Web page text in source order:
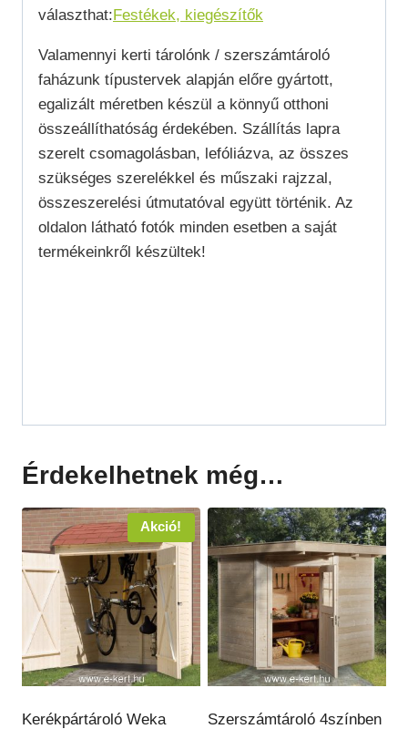
választhat:Festékek, kiegészítők
Valamennyi kerti tárolónk / szerszámtároló
faházunk típustervek alapján előre gyártott,
egalizált méretben készül a könnyű otthoni
összeállíthatóság érdekében. Szállítás lapra
szerelt csomagolásban, lefóliázva, az összes
szükséges szerelékkel és műszaki rajzzal,
összeszerelési útmutatóval együtt történik. Az
oldalon látható fotók minden esetben a saját
termékeinkről készültek!
Érdekelhetnek még…
Akció!
Kerékpártároló Weka
Szerszámtároló 4színben